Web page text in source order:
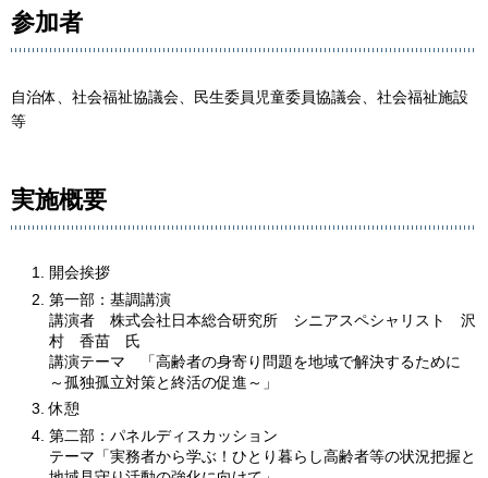
参加者
自治体、社会福祉協議会、民生委員児童委員協議会、社会福祉施設
等
実施概要
開会挨拶
第一部：基調講演
講演者 株式会社日本総合研究所 シニアスペシャリスト 沢
村 香苗 氏
講演テーマ 「高齢者の身寄り問題を地域で解決するために
～孤独孤立対策と終活の促進～」
休憩
第二部：パネルディスカッション
テーマ「実務者から学ぶ！ひとり暮らし高齢者等の状況把握と